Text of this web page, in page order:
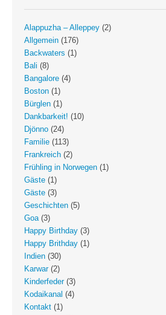
Alappuzha – Alleppey (2)
Allgemein (176)
Backwaters (1)
Bali (8)
Bangalore (4)
Boston (1)
Bürglen (1)
Dankbarkeit! (10)
Djönno (24)
Familie (113)
Frankreich (2)
Frühling in Norwegen (1)
Gäste (1)
Gäste (3)
Geschichten (5)
Goa(3)
Happy Birthday (3)
Happy Brithday (1)
Indien (30)
Karwar(2)
Kinderfeder(3)
Kodaikanal (4)
Kontakt (1)